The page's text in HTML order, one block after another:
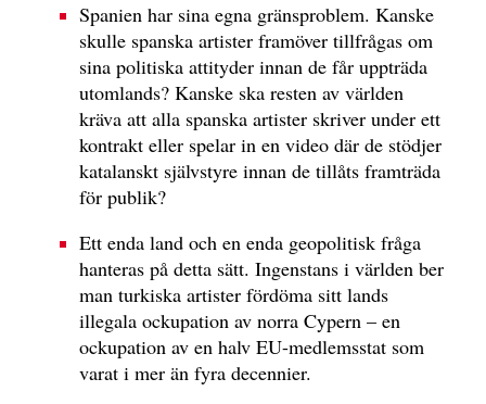
Spanien har sina egna gränsproblem. Kanske
skulle spanska artister framöver tillfrågas om
sina politiska attityder innan de får uppträda
utomlands? Kanske ska resten av världen
kräva att alla spanska artister skriver under ett
kontrakt eller spelar in en video där de stödjer
katalanskt självstyre innan de tillåts framträda
för publik?
Ett enda land och en enda geopolitisk fråga
hanteras på detta sätt. Ingenstans i världen ber
man turkiska artister fördöma sitt lands
illegala ockupation av norra Cypern – en
ockupation av en halv EU-medlemsstat som
varat i mer än fyra decennier.